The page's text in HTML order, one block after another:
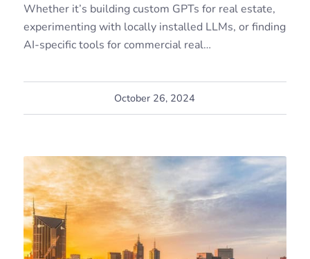
Whether it’s building custom GPTs for real estate,
experimenting with locally installed LLMs, or finding
AI-specific tools for commercial real…
October 26, 2024